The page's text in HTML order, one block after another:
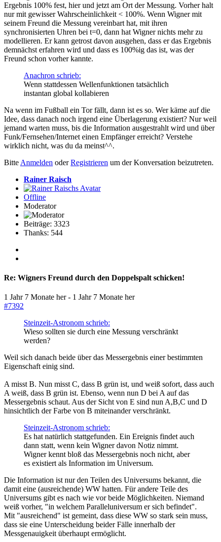
Ergebnis 100% fest, hier und jetzt am Ort der Messung. Vorher halt
nur mit gewisser Wahrscheinlichkeit < 100%. Wenn Wigner mit
seinem Freund die Messung vereinbart hat, mit ihren
synchronisierten Uhren bei t=0, dann hat Wigner nichts mehr zu
modellieren. Er kann getrost davon ausgehen, dass er das Ergebnis
demnächst erfahren wird und dass es 100%ig das ist, was der
Freund schon vorher kannte.
Anachron schrieb:
Wenn stattdessen Wellenfunktionen tatsächlich
instantan global kollabieren
Na wenn im Fußball ein Tor fällt, dann ist es so. Wer käme auf die
Idee, dass danach noch irgend eine Überlagerung existiert? Nur weil
jemand warten muss, bis die Information ausgestrahlt wird und über
Funk/Fernsehen/Internet einen Empfänger erreicht? Verstehe
wirklich nicht, was du da meinst^^.
Bitte Anmelden oderRegistrieren um der Konversation beizutreten.
Rainer Raisch
Offline
Moderator
Beiträge: 3323
Thanks: 544
Re: Wigners Freund durch den Doppelspalt schicken!
1 Jahr 7 Monate her- 1 Jahr 7 Monate her
#7392
Steinzeit-Astronom schrieb:
Wieso sollten sie durch eine Messung verschränkt
werden?
Weil sich danach beide über das Messergebnis einer bestimmten
Eigenschaft einig sind.
A misst B. Nun misst C, dass B grün ist, und weiß sofort, dass auch
A weiß, dass B grün ist. Ebenso, wenn nun D bei A auf das
Messergebnis schaut. Aus der Sicht von E sind nun A,B,C und D
hinsichtlich der Farbe von B miteinander verschränkt.
Steinzeit-Astronom schrieb:
Es hat natürlich stattgefunden. Ein Ereignis findet auch
dann statt, wenn kein Wigner davon Notiz nimmt.
Wigner kennt bloß das Messergebnis noch nicht, aber
es existiert als Information im Universum.
Die Information ist nur den Teilen des Universums bekannt, die
damit eine (ausreichende) WW hatten. Für andere Teile des
Universums gibt es nach wie vor beide Möglichkeiten. Niemand
weiß vorher, "in welchem Paralleluniversum er sich befindet".
Mit "ausreichend" ist gemeint, dass diese WW so stark sein muss,
dass sie eine Unterscheidung beider Fälle innerhalb der
Messgenauigkeit überhaupt ermöglicht.